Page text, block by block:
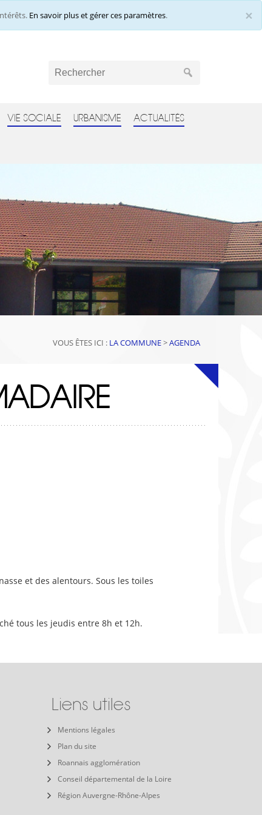
×
En savoir plus et gérer ces paramètres.
VIE SOCIALE URBANISME ACTUALITÉS
VOUS ÊTES ICI : LA COMMUNE>AGENDA
et des alentours. Sous les toiles
tous les jeudis entre 8h et 12h.
Liens utiles
Mentions légales
Plan du site
Roannais agglomération
Conseil départemental de la Loire
Région Auvergne-Rhône-Alpes